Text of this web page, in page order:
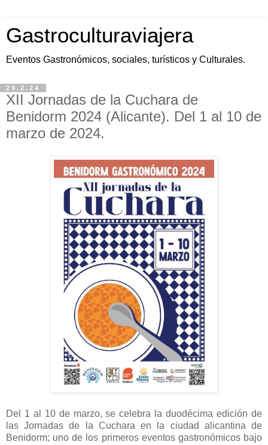
Gastroculturaviajera
Eventos Gastronómicos, sociales, turísticos y Culturales.
29.2.24
XII Jornadas de la Cuchara de
Benidorm 2024 (Alicante). Del 1 al 10 de
marzo de 2024.
Del 1 al 10 de marzo, se celebra la duodécima edición de
las Jornadas de la Cuchara en la ciudad alicantina de
Benidorm; uno de los primeros eventos gastronómicos bajo